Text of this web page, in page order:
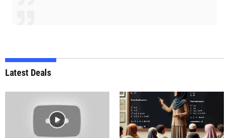
Latest Deals